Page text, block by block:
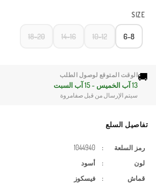
SIZE
6-8
10-12
14-16
18-20
🚚الوقت المتوقع لوصول الطلب
13 آب الخميس - 15 آب السبت
سيتم الإرسال من قبل صفامروة
تفاصيل السلع
رمز السلعة :
1044940
لون
:
أسود
قماش
:
فيسكوز